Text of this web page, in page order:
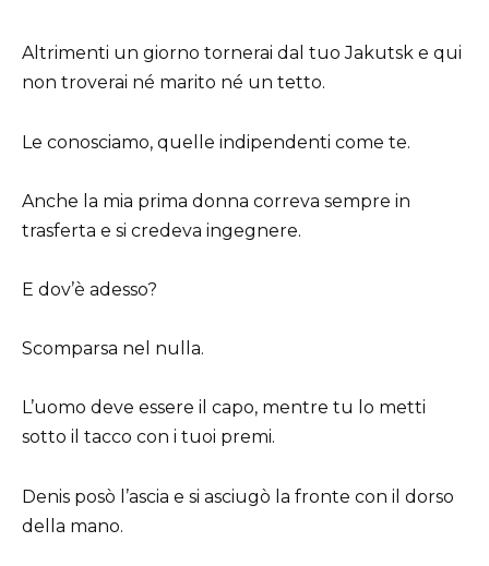
Altrimenti un giorno tornerai dal tuo Jakutsk e qui
non troverai né marito né un tetto.
Le conosciamo, quelle indipendenti come te.
Anche la mia prima donna correva sempre in
trasferta e si credeva ingegnere.
E dov’è adesso?
Scomparsa nel nulla.
L’uomo deve essere il capo, mentre tu lo metti
sotto il tacco con i tuoi premi.
Denis posò l’ascia e si asciugò la fronte con il dorso
della mano.